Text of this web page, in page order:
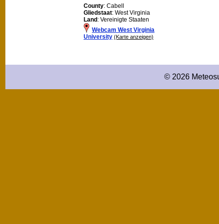
County: Cabell
Gliedstaat: West Virginia
Land: Vereinigte Staaten
Webcam West Virginia
University (Karte anzeigen)
© 2026